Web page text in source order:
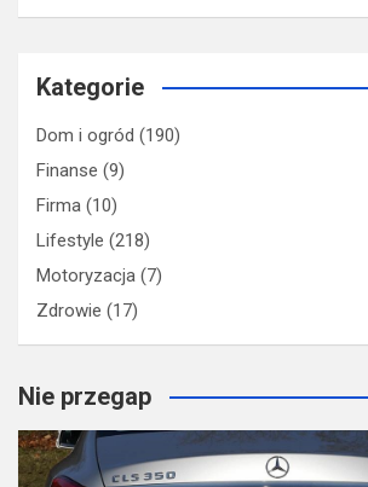
Kategorie
Dom i ogród (190)
Finanse (9)
Firma (10)
Lifestyle (218)
Motoryzacja (7)
Zdrowie (17)
Nie przegap